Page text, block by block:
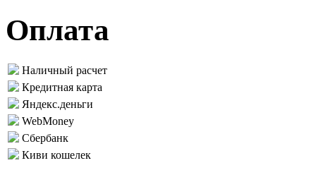
Оплата
Наличный расчет
Кредитная карта
Яндекс.деньги
WebMoney
Сбербанк
Киви кошелек